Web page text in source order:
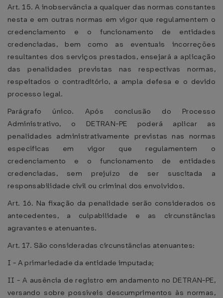
Art. 15. A inobservância a qualquer das normas constantes
nesta e em outras normas em vigor que regulamentem o
credenciamento e o funcionamento de entidades
credenciadas, bem como as eventuais incorreções
resultantes dos serviços prestados, ensejará a aplicação
das penalidades previstas nas respectivas normas,
respeitados o contraditório, a ampla defesa e o devido
processo legal.
Parágrafo único. Após conclusão do Processo
Administrativo, o DETRAN-PE poderá aplicar as
penalidades administrativamente previstas nas normas
específicas em vigor que regulamentem o
credenciamento e o funcionamento de entidades
credenciadas, sem prejuízo de ser suscitada a
responsabilidade civil ou criminal dos envolvidos.
Art. 16. Na fixação da penalidade serão considerados os
antecedentes, a culpabilidade e as circunstâncias
agravantes e atenuantes.
Art. 17. São consideradas circunstâncias atenuantes:
I - A primariedade da entidade imputada;
II - A ausência de registro em andamento no DETRAN-PE,
versando sobre possíveis descumprimentos às normas,